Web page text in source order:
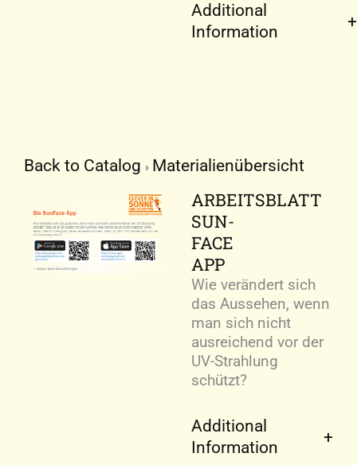
Additional
Information
Back to Catalog Materialienübersicht
ARBEITSBLATT
SUN-
FACE
APP
Wie verändert sich
das Aussehen, wenn
man sich nicht
ausreichend vor der
UV-Strahlung
schützt?
Additional
Information